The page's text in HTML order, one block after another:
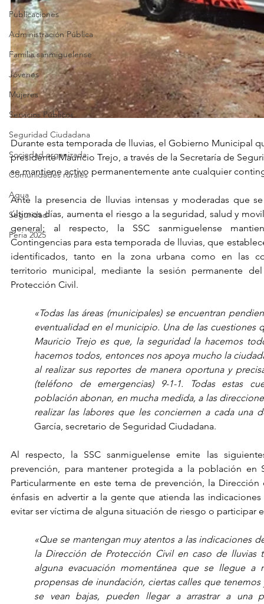
Publicaciones
Administración Pública
Familia sanmiguelense
Jóvenes
Mujeres
Servicios Públicos
Seguridad Ciudadana
Sociedad organizada
Comunidades rurales
Agua
Seguridad
Feria 2025
Durante esta temporada de lluvias, el Gobierno Municipal
presidente Mauricio Trejo, a través de la Secretaría de
se mantiene activo permanentemente ante cualquier
Ante la presencia de lluvias intensas y moderadas que
últimos días, aumenta el riesgo a la seguridad, salud y
general; al respecto, la SSC sanmiguelense
Contingencias para esta temporada de lluvias, que
identificados, tanto en la zona urbana como en las
territorio municipal, mediante la sesión permanente
Protección Civil.
«Todas las áreas (municipales) se encuentran
eventualidad en el municipio. Una de las cuestiones
Mauricio Trejo es que, la seguridad la hacemos
hacemos todos, entonces nos apoya mucho la
al realizar sus reportes de manera oportuna y
(teléfono de emergencias) 9-1-1. Todas estas
población abonan, en mucha medida, a las
realizar las labores que les conciernen a cada una
García, secretario de Seguridad Ciudadana.
Al respecto, la SSC sanmiguelense emite las
prevención, para mantener protegida a la población en
Particularmente en este tema de prevención, la
énfasis en advertir a la gente que atienda las
evitar ser víctima de alguna situación de riesgo o participar
«Que se mantengan muy atentos a las indicaciones
la Dirección de Protección Civil en caso de lluvias
alguna evacuación momentánea que se llegue a
propensas de inundación, ciertas calles que
se vean bajas, pueden llegar a arrastrar a una